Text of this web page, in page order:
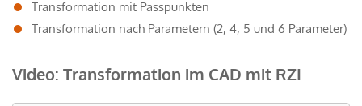
Transformation mit Passpunkten
Transformation nach Parametern (2, 4, 5 und 6 Parameter)
Video: Transformation im CAD mit RZI